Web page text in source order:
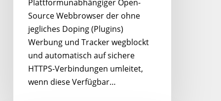
Plattformunabhängiger Open-
Source Webbrowser der ohne
jegliches Doping (Plugins)
Werbung und Tracker wegblockt
und automatisch auf sichere
HTTPS-Verbindungen umleitet,
wenn diese Verfügbar…